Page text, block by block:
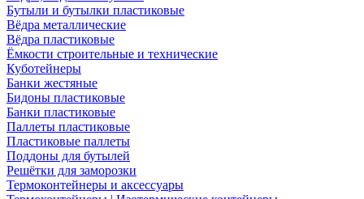
Бутыли и бутылки пластиковые
Вёдра металлические
Вёдра пластиковые
Ёмкости строительные и технические
Куботейнеры
Банки жестяные
Бидоны пластиковые
Банки пластиковые
Паллеты пластиковые
Пластиковые паллеты
Поддоны для бутылей
Решётки для заморозки
Термоконтейнеры и аксессуары